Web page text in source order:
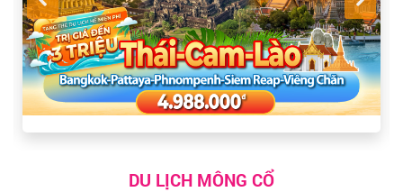
DU LỊCH MÔNG CỔ